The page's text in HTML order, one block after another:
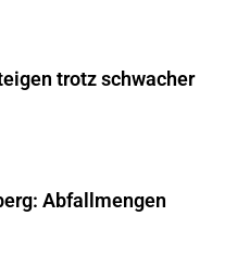
trotz schwacher
Abfallmengen